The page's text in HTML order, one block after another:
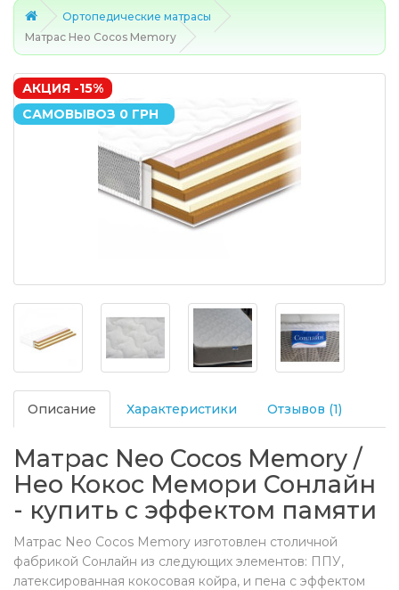
Ортопедические матрасы
Матрас Нео Cocos Memory
АКЦИЯ -15%
САМОВЫВОЗ 0 ГРН
Описание Характеристики Отзывов (1)
Матрас Neo Cocos Memory /
Нео Кокос Мемори Сонлайн
- купить с эффектом памяти
Матрас Neo Cocos Memory изготовлен столичной
фабрикой Сонлайн из следующих элементов: ППУ,
латексированная кокосовая койра, и пена с эффектом